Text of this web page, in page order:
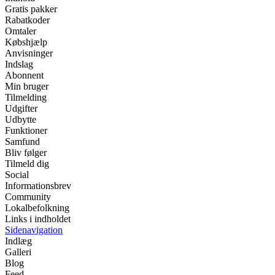
Gratis pakker
Rabatkoder
Omtaler
Købshjælp
Anvisninger
Indslag
Abonnent
Min bruger
Tilmelding
Udgifter
Udbytte
Funktioner
Samfund
Bliv følger
Tilmeld dig
Social
Informationsbrev
Community
Lokalbefolkning
Links i indholdet
Sidenavigation
Indlæg
Galleri
Blog